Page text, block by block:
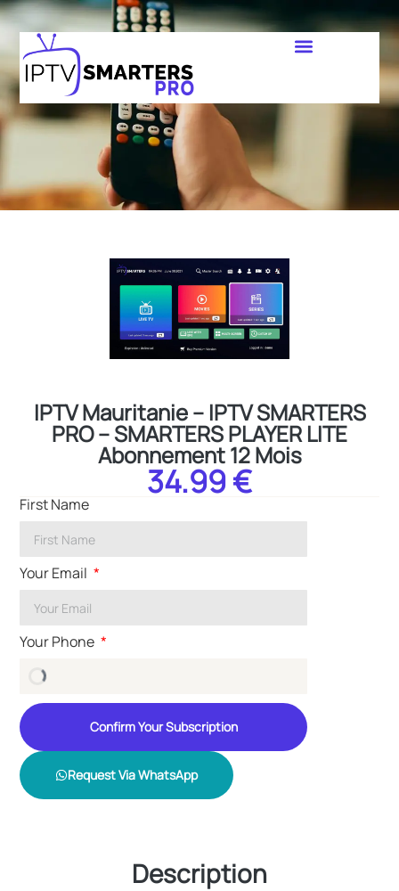
IPTV Mauritanie – IPTV SMARTERS
PRO – SMARTERS PLAYER LITE
Abonnement 12 Mois
34.99 €
First Name
Your Email
Your Phone
Confirm Your Subscription
Request Via WhatsApp
Description